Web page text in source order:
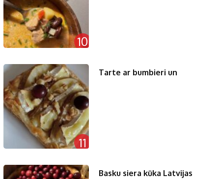
10
11
Tarte ar bumbieri un
Basku siera kūka Latvijas